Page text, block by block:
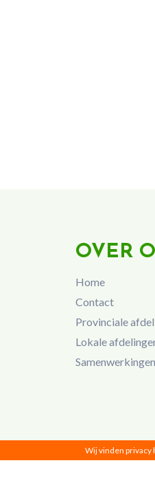
OVER
Home
Contact
Provinciale
Lokale
Samenwerkingen
Wij vinden privacy